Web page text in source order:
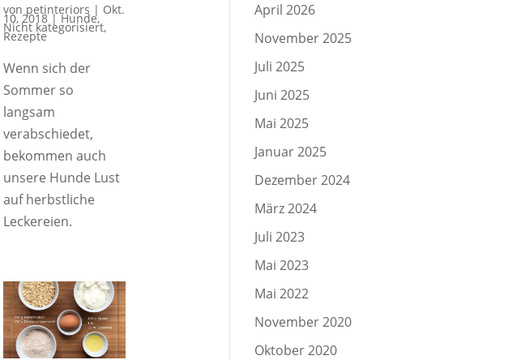
von petinteriors | Okt.
10, 2018|Hunde,
Nicht kategorisiert,
Rezepte
Wenn sich der
Sommer so
langsam
verabschiedet,
bekommen auch
unsere Hunde Lust
auf herbstliche
Leckereien.
April 2026
November 2025
Juli 2025
Juni 2025
Mai 2025
Januar 2025
Dezember 2024
März 2024
Juli 2023
Mai 2023
Mai 2022
November 2020
Oktober 2020